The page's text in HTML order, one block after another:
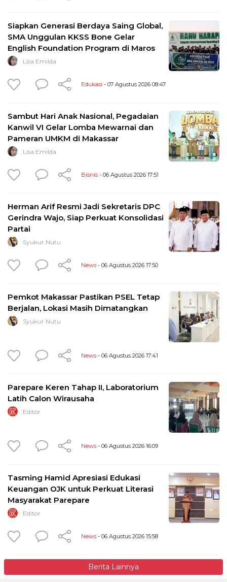
Siapkan Generasi Berdaya Saing Global,
SMA Unggulan KKSS Bone Gelar
English Foundation Program di Maros
Lisa Emilda
Edukasi - 07 Agustus 2026 08:47
Sambut Hari Anak Nasional, Pegadaian
Kanwil VI Gelar Lomba Mewarnai dan
Pameran UMKM di Makassar
Lisa Emilda
Bisnis - 06 Agustus 2026 17:51
Herman Arif Resmi Jadi Sekretaris DPC
Gerindra Wajo, Siap Perkuat Konsolidasi
Partai
Syukur Nutu
News - 06 Agustus 2026 17:50
Pemkot Makassar Pastikan PSEL Tetap
Berjalan, Lokasi Masih Dimatangkan
Syukur Nutu
News - 06 Agustus 2026 17:41
Parepare Keren Tahap II, Laboratorium
Latih Calon Wirausaha
Editor
News - 06 Agustus 2026 16:09
Tasming Hamid Apresiasi Edukasi
Keuangan OJK untuk Perkuat Literasi
Masyarakat Parepare
Editor
News - 06 Agustus 2026 15:58
Berita Lainnya